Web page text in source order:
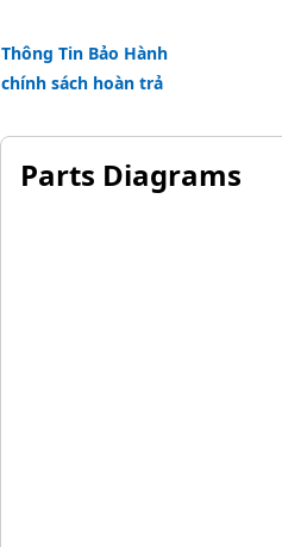
Thông Tin Bảo Hành
chính sách hoàn trả
Parts Diagrams